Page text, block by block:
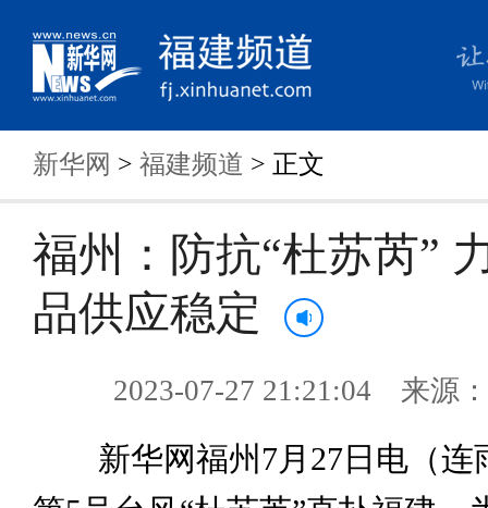
新华网 > 福建频道 > 正文
福州：防抗“杜苏芮”
品供应稳定
2023-07-27 21:21:04 来源
新华网福州7月27日电（连